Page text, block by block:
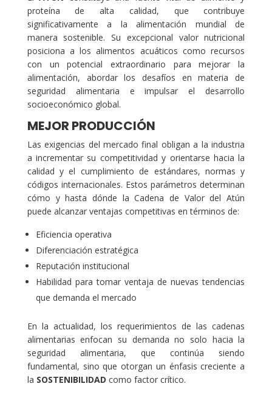
proteína de alta calidad, que contribuye
significativamente a la alimentación mundial de
manera sostenible. Su excepcional valor nutricional
posiciona a los alimentos acuáticos como recursos
con un potencial extraordinario para mejorar la
alimentación, abordar los desafíos en materia de
seguridad alimentaria e impulsar el desarrollo
socioeconómico global.
MEJOR PRODUCCIÓN
Las exigencias del mercado final obligan a la industria
a incrementar su competitividad y orientarse hacia la
calidad y el cumplimiento de estándares, normas y
códigos internacionales. Estos parámetros determinan
cómo y hasta dónde la Cadena de Valor del Atún
puede alcanzar ventajas competitivas en términos de:
Eficiencia operativa
Diferenciación estratégica
Reputación institucional
Habilidad para tomar ventaja de nuevas tendencias
que demanda el mercado
En la actualidad, los requerimientos de las cadenas
alimentarias enfocan su demanda no solo hacia la
seguridad alimentaria, que continúa siendo
fundamental, sino que otorgan un énfasis creciente a
la SOSTENIBILIDAD como factor crítico.